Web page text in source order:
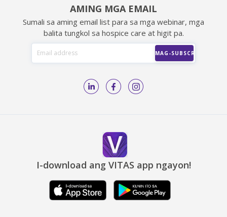
AMING MGA EMAIL
Sumali sa aming email list para sa mga webinar, mga
balita tungkol sa hospice care at higit pa.
I-download ang VITAS app ngayon!